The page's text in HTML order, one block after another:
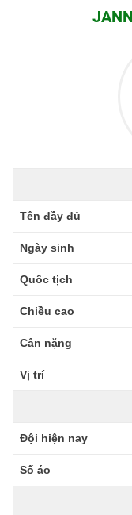
Tên đầy đủ
Ngày sinh
Quốc tịch
Chiều cao
Cân nặng
Vị trí
Đội hiện nay
Số áo